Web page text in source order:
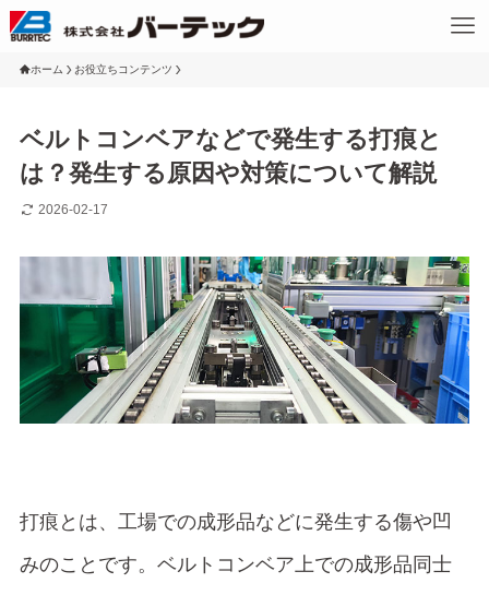
ホーム お役立ちコンテンツ
ベルトコンベアなどで発生する打痕と
は？発生する原因や対策について解説
2026-02-17
打痕とは、工場での成形品などに発生する傷や凹
みのことです。ベルトコンベア上での成形品同士